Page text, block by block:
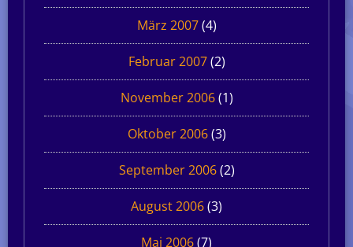
März 2007(4)
Februar 2007(2)
November 2006(1)
Oktober 2006(3)
September 2006(2)
August 2006(3)
Mai 2006(7)